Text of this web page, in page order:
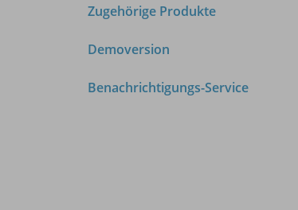
Zugehörige Produkte
Demoversion
Benachrichtigungs-Service